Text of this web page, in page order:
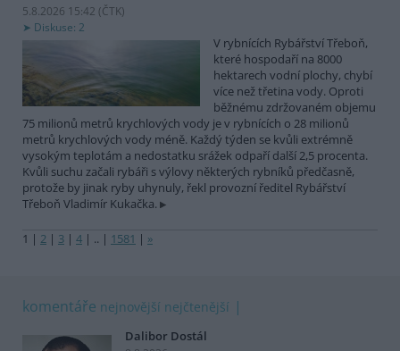
5.8.2026 15:42 (ČTK)
Diskuse: 2
V rybnících Rybářství Třeboň,
které hospodaří na 8000
hektarech vodní plochy, chybí
více než třetina vody. Oproti
běžnému zdržovaném objemu
75 milionů metrů krychlových vody je v rybnících o 28 milionů
metrů krychlových vody méně. Každý týden se kvůli extrémně
vysokým teplotám a nedostatku srážek odpaří další 2,5 procenta.
Kvůli suchu začali rybáři s výlovy některých rybníků předčasně,
protože by jinak ryby uhynuly, řekl provozní ředitel Rybářství
Třeboň Vladimír Kukačka.
1 | 2 | 3 | 4 | .. | 1581 | »
komentáře nejnovější nejčtenější
Dalibor Dostál